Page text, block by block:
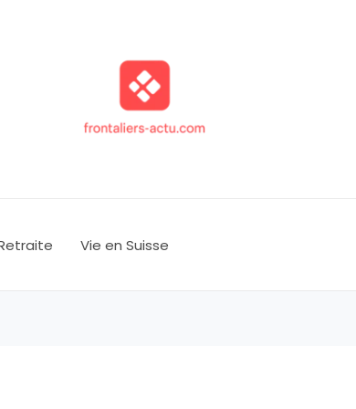
Vie en Suisse